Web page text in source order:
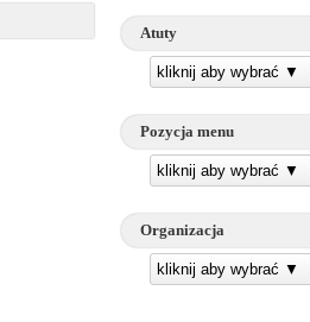
Atuty
kliknij aby wybrać ▼
Pozycja menu
kliknij aby wybrać ▼
Organizacja
kliknij aby wybrać ▼